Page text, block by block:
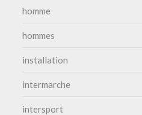
homme
hommes
installation
intermarche
intersport